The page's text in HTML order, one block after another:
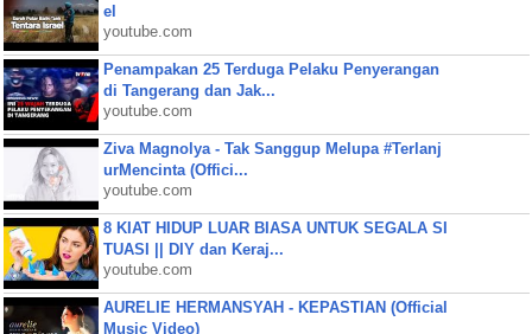
el
youtube.com
Penampakan 25 Terduga Pelaku Penyerangan
di Tangerang dan Jak...
youtube.com
Ziva Magnolya - Tak Sanggup Melupa #Terlanj
urMencinta (Offici...
youtube.com
8 KIAT HIDUP LUAR BIASA UNTUK SEGALA SI
TUASI || DIY dan Keraj...
youtube.com
AURELIE HERMANSYAH - KEPASTIAN (Official
Music Video)